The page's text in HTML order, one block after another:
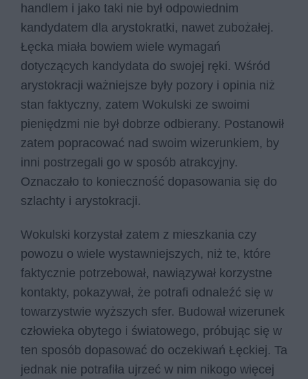
handlem i jako taki nie był odpowiednim
kandydatem dla arystokratki, nawet zubożałej.
Łęcka miała bowiem wiele wymagań
dotyczących kandydata do swojej ręki. Wśród
arystokracji ważniejsze były pozory i opinia niż
stan faktyczny, zatem Wokulski ze swoimi
pieniędzmi nie był dobrze odbierany. Postanowił
zatem popracować nad swoim wizerunkiem, by
inni postrzegali go w sposób atrakcyjny.
Oznaczało to konieczność dopasowania się do
szlachty i arystokracji.
Wokulski korzystał zatem z mieszkania czy
powozu o wiele wystawniejszych, niż te, które
faktycznie potrzebował, nawiązywał korzystne
kontakty, pokazywał, że potrafi odnaleźć się w
towarzystwie wyższych sfer. Budował wizerunek
człowieka obytego i światowego, próbując się w
ten sposób dopasować do oczekiwań Łęckiej. Ta
jednak nie potrafiła ujrzeć w nim nikogo więcej